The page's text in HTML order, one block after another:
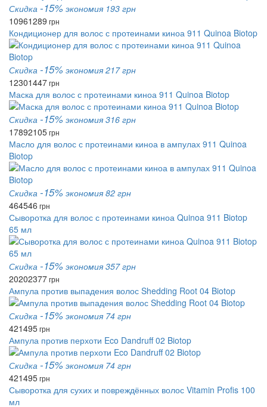
Скидка -15% экономия 193 грн
10961289 грн
Кондиционер для волос с протеинами киноа 911 Quinoa Biotop
Скидка -15% экономия 217 грн
12301447грн
Маска для волос с протеинами киноа 911 Quinoa Biotop
Скидка -15% экономия 316 грн
17892105грн
Масло для волос с протеинами киноа в ампулах 911 Quinoa
Biotop
Скидка -15% экономия 82 грн
464546 грн
Сыворотка для волос с протеинами киноа Quinoa 911 Biotop
65 мл
Скидка -15% экономия 357 грн
20202377грн
Ампула против выпадения волос Shedding Root 04 Biotop
Скидка -15% экономия 74 грн
421495грн
Ампула против перхоти Eco Dandruff 02 Biotop
Скидка -15% экономия 74 грн
421495грн
Сыворотка для сухих и повреждённых волос Vitamin Profis 100
мл